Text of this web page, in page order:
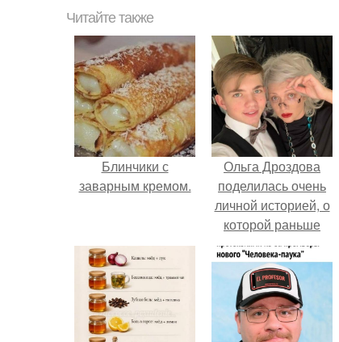
Читайте также
Блинчики с
заварным кремом.
Ольга Дроздова
поделилась очень
личной историей, о
которой раньше
почти не говорила.